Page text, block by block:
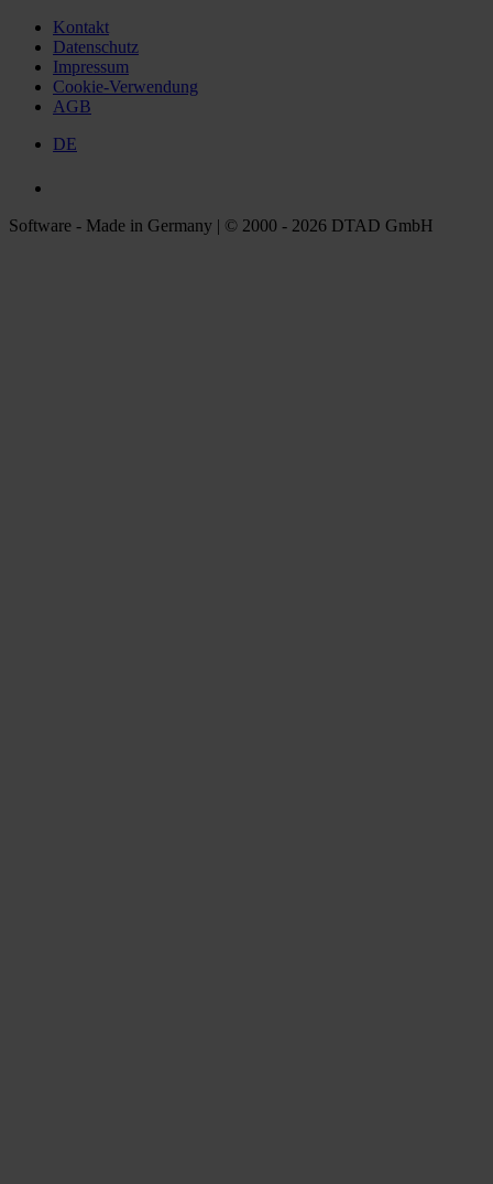
Kontakt
Datenschutz
Impressum
Cookie-Verwendung
AGB
DE
Software - Made in Germany | © 2000 - 2026 DTAD GmbH